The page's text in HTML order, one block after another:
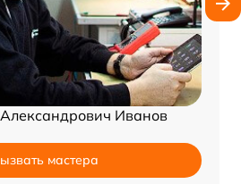
Иванов
мастера